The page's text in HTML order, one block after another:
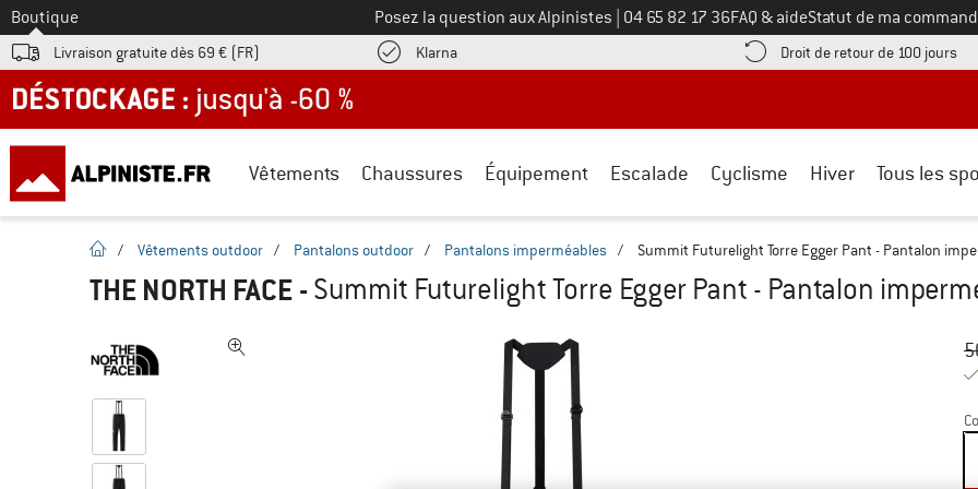
Vers le
Boutique Posez la question aux Alpinistes Appelez-nous au
04 65 82 17 36FAQ & aideStatut de ma
Livraison gratuite dès 69 € (FR) KlarnaTrouve les informations de paiement ici ! Ouvre une boîte d'information
Droit de retour de 100 jours
DÉSTOCKAGE : jusqu'à -60 %
Vêtements Chaussures Équipement Escalade Cyclisme Hiver Tous les
Page d'accueil
/ Vêtements outdoor / Pantalons outdoor / Pantalons imperméables / Summit Futurelight Torre Egger Pant - Pantalon
THE NORTH FACE -Summit Futurelight Torre Egger Pant - Pantalon